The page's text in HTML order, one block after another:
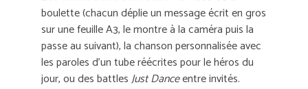
boulette (chacun déplie un message écrit en gros
sur une feuille A3, le montre à la caméra puis la
passe au suivant), la chanson personnalisée avec
les paroles d’un tube réécrites pour le héros du
jour, ou des battlesJust Danceentre invités.